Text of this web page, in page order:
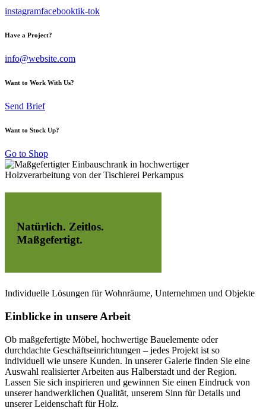
instagramfacebooktik-tok
Have a Project?
info@website.com
Want to Work With Us?
Send Brief
Want to Stock Up?
Go to Shop
Natürlich. Zeitlos.
Maßgefertigt.
Individuelle Lösungen für Wohnräume, Unternehmen und Objekte
Einblicke in unsere Arbeit
Ob maßgefertigte Möbel, hochwertige Bauelemente oder
durchdachte Geschäftseinrichtungen – jedes Projekt ist so
individuell wie unsere Kunden. In unserer Galerie finden Sie eine
Auswahl realisierter Arbeiten aus Halberstadt und der Region.
Lassen Sie sich inspirieren und gewinnen Sie einen Eindruck von
unserer handwerklichen Qualität, unserem Sinn für Details und
unserer Leidenschaft für Holz.